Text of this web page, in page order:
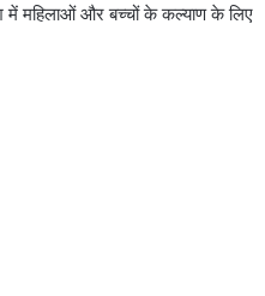
में महिलाओं और बच्चों के कल्याण के लिए